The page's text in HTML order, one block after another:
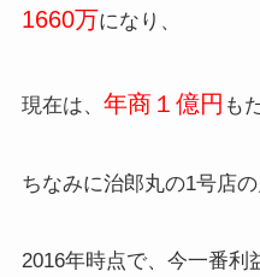
1660万になり、
現在は、 年商１億円 も
ちなみに治郎丸の1号店の
2016年時点で、今一番利